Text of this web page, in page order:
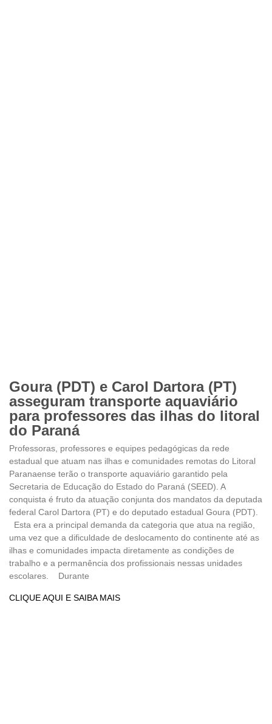
Goura (PDT) e Carol Dartora (PT)
asseguram transporte aquaviário
para professores das ilhas do litoral
do Paraná
Professoras, professores e equipes pedagógicas da rede
estadual que atuam nas ilhas e comunidades remotas do Litoral
Paranaense terão o transporte aquaviário garantido pela
Secretaria de Educação do Estado do Paraná (SEED). A
conquista é fruto da atuação conjunta dos mandatos da deputada
federal Carol Dartora (PT) e do deputado estadual Goura (PDT).
Esta era a principal demanda da categoria que atua na região,
uma vez que a dificuldade de deslocamento do continente até as
ilhas e comunidades impacta diretamente as condições de
trabalho e a permanência dos profissionais nessas unidades
escolares. Durante
CLIQUE AQUI E SAIBA MAIS